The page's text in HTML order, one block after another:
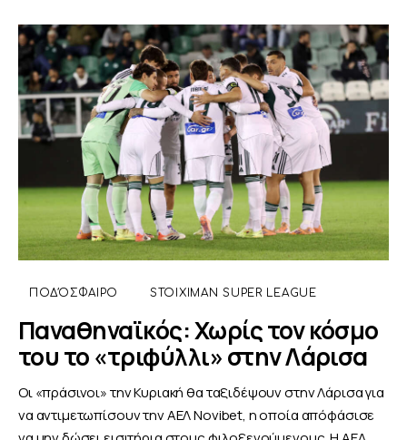
ΠΟΔΌΣΦΑΙΡΟ STOIXIMAN SUPER LEAGUE
Παναθηναϊκός: Χωρίς τον κόσμο
του το «τριφύλλι» στην Λάρισα
Οι «πράσινοι» την Κυριακή θα ταξιδέψουν στην Λάρισα για
να αντιμετωπίσουν την ΑΕΛ Novibet, η οποία απόφάσισε